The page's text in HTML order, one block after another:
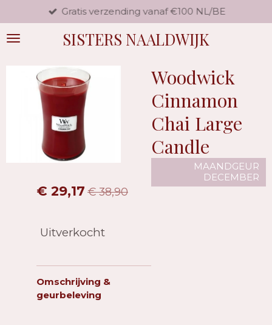
direct
naar
SISTERS NAALDWIJK
Gratis verzending vanaf €100 NL/BE
Woodwick
Cinnamon
Chai Large
Candle
MAANDGEUR
DECEMBER
€ 29,17 € 38,90
Uitverkocht
Omschrijving &
geurbeleving